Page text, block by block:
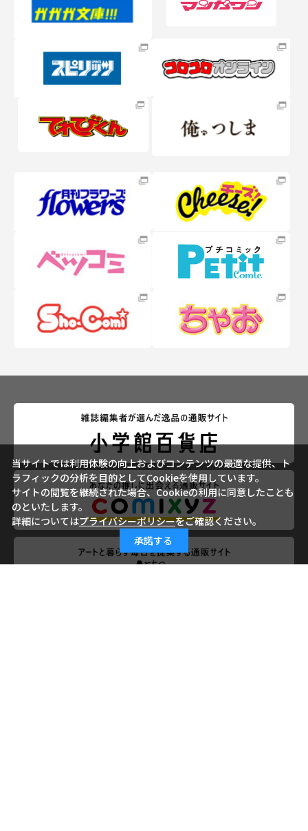
当サイトでは利用体験の向上およびコンテンツの最適な提供、ト
ラフィックの分析を目的としてCookieを使用しています。
サイトの閲覧を継続された場合、Cookieの利用に同意したことも
のといたします。
詳細についてはプライバシーポリシーをご確認ください。
承諾する